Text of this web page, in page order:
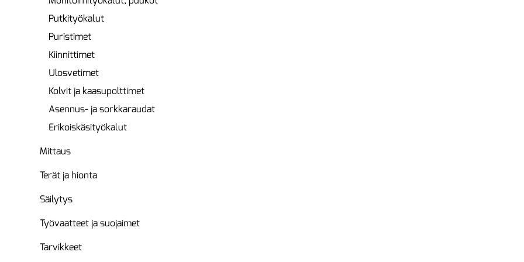
Putkityökalut
Puristimet
Kiinnittimet
Ulosvetimet
Kolvit ja kaasupolttimet
Asennus- ja sorkkaraudat
Erikoiskäsityökalut
Mittaus
Terät ja hionta
Säilytys
Työvaatteet ja suojaimet
Tarvikkeet